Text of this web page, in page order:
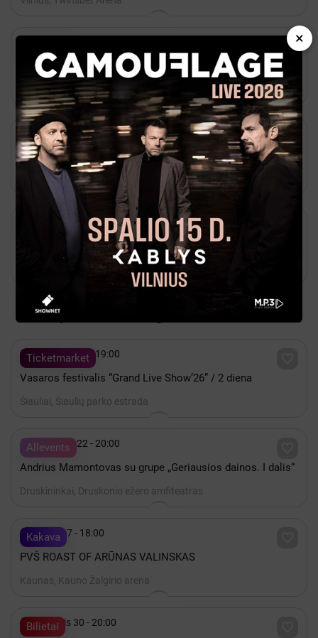

Papildomas ✷ lemon joy ✷ Vilnius
Vilnius, Vasaros terasa
Bilietai 
Rugsėjis 04 - 20:00
Vaidas Baumila | Rugsėjo 4 | Lukiškių kalėjimas 2.0
Vilnius, Lukiškių kalėjimas 2.0
Rugpjūtis 26 - 19:00
OMD | Summer Of Hits
Vilnius, Lukiškių kalėjimas 2.0
Populiariausi renginiai Visa Lietuva
Ticketmarket
 Rugpjūtis 08 - 19:00
Vasaros festivalis “Grand Live Show’26” / 2 diena
Šiauliai, Šiaulių parko estrada
Allevents
 Rugpjūtis 22 - 20:00
Andrius Mamontovas su grupe „Geriausios dainos. I dalis“
Druskininkai, Druskonio ežero amfiteatras
Kakava
 Spalis 17 - 18:00
PVŠ ROAST OF ARŪNAS VALINSKAS
Kaunas, Kauno Žalgirio arena
Bilietai
 Lapkritis 30 - 20:00
×